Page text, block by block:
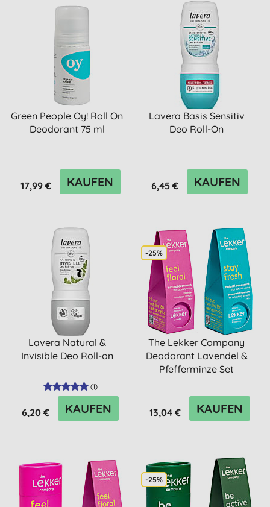
Green People Oy! Roll On
Deodorant 75 ml
17,99 € KAUFEN
Lavera Basis Sensitiv
Deo Roll-On
6,45 € KAUFEN
Lavera Natural &
Invisible Deo Roll-on
(1)
6,20 € KAUFEN
-25%
The Lekker Company
Deodorant Lavendel &
Pfefferminze Set
13,04 € KAUFEN
-25%